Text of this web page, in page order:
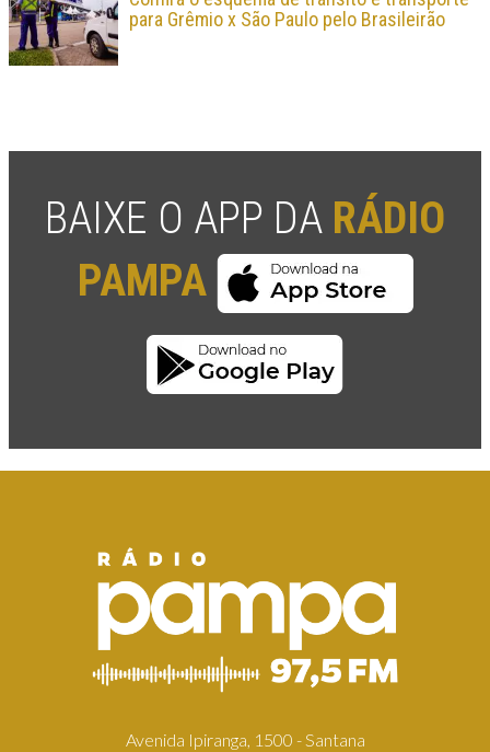
para Grêmio x São Paulo pelo Brasileirão
BAIXE O APP DA RÁDIO
PAMPA
Avenida Ipiranga, 1500 - Santana